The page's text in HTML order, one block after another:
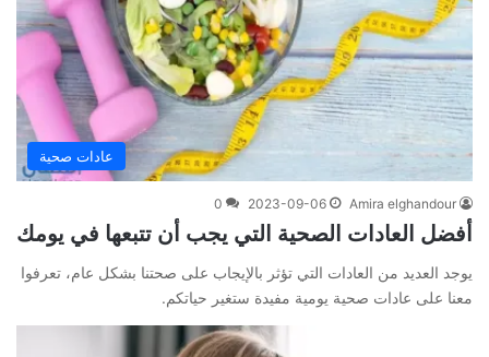
عادات صحية
Amira elghandour
2023-09-06
0
أفضل العادات الصحية التي يجب أن تتبعها في يومك
يوجد العديد من العادات التي تؤثر بالإيجاب على صحتنا بشكل عام، تعرفوا
معنا على عادات صحية يومية مفيدة ستغير حياتكم.